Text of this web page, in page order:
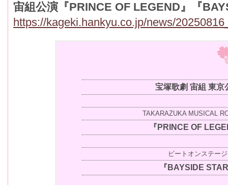
宙組公演『PRINCE OF LEGEND』『
https://kageki.hankyu.co.jp/news/
宝塚歌劇 宙組 東京
TAKARAZUKA MUSICAL
『PRINCE OF
ビートオンステージ
『BAYSIDE